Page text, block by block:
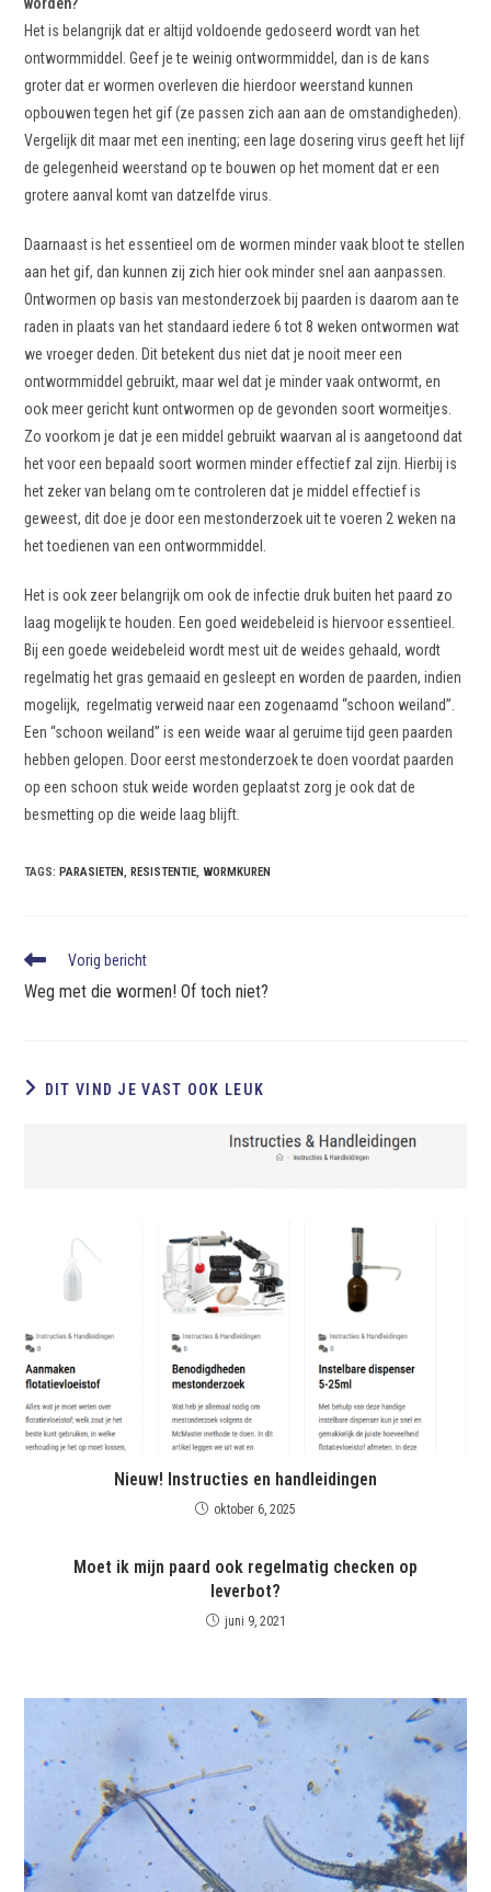
Het is belangrijk dat er altijd voldoende gedoseerd wordt van het
ontwormmiddel. Geef je te weinig ontwormmiddel, dan is de kans
groter dat er wormen overleven die hierdoor weerstand kunnen
opbouwen tegen het gif (ze passen zich aan aan de omstandigheden).
Vergelijk dit maar met een inenting; een lage dosering virus geeft het lijf
de gelegenheid weerstand op te bouwen op het moment dat er een
grotere aanval komt van datzelfde virus.
Daarnaast is het essentieel om de wormen minder vaak bloot te stellen
aan het gif, dan kunnen zij zich hier ook minder snel aan aanpassen.
Ontwormen op basis van mestonderzoek bij paarden is daarom aan te
raden in plaats van het standaard iedere 6 tot 8 weken ontwormen wat
we vroeger deden. Dit betekent dus niet dat je nooit meer een
ontwormmiddel gebruikt, maar wel dat je minder vaak ontwormt, en
ook meer gericht kunt ontwormen op de gevonden soort wormeitjes.
Zo voorkom je dat je een middel gebruikt waarvan al is aangetoond dat
het voor een bepaald soort wormen minder effectief zal zijn. Hierbij is
het zeker van belang om te controleren dat je middel effectief is
geweest, dit doe je door een mestonderzoek uit te voeren 2 weken na
het toedienen van een ontwormmiddel.
Het is ook zeer belangrijk om ook de infectie druk buiten het paard zo
laag mogelijk te houden. Een goed weidebeleid is hiervoor essentieel.
Bij een goede weidebeleid wordt mest uit de weides gehaald, wordt
regelmatig het gras gemaaid en gesleept en worden de paarden, indien
mogelijk, regelmatig verweid naar een zogenaamd “schoon weiland”.
Een “schoon weiland” is een weide waar al geruime tijd geen paarden
hebben gelopen. Door eerst mestonderzoek te doen voordat paarden
op een schoon stuk weide worden geplaatst zorg je ook dat de
besmetting op die weide laag blijft.
TAGS:PARASIETEN, RESISTENTIE, WORMKUREN
Vorig bericht
Weg met die wormen! Of toch niet?
DIT VIND JE VAST OOK LEUK
Nieuw! Instructies en handleidingen
oktober 6, 2025
Moet ik mijn paard ook regelmatig checken op
leverbot?
juni 9, 2021